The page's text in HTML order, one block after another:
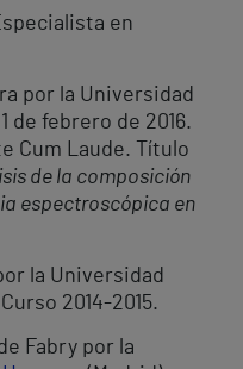
en
por la Universidad
de febrero de 2016.
Cum Laude. Título
de la composición
espectroscópica en
la Universidad
2014-2015.
Fabry por la